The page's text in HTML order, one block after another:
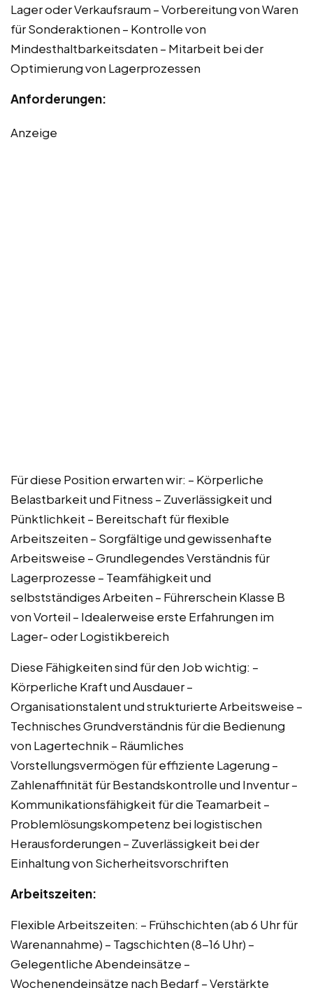
Lager oder Verkaufsraum – Vorbereitung von Waren
für Sonderaktionen – Kontrolle von
Mindesthaltbarkeitsdaten – Mitarbeit bei der
Optimierung von Lagerprozessen
Anforderungen:
Anzeige
Für diese Position erwarten wir: – Körperliche
Belastbarkeit und Fitness – Zuverlässigkeit und
Pünktlichkeit – Bereitschaft für flexible
Arbeitszeiten – Sorgfältige und gewissenhafte
Arbeitsweise – Grundlegendes Verständnis für
Lagerprozesse – Teamfähigkeit und
selbstständiges Arbeiten – Führerschein Klasse B
von Vorteil – Idealerweise erste Erfahrungen im
Lager- oder Logistikbereich
Diese Fähigkeiten sind für den Job wichtig: –
Körperliche Kraft und Ausdauer –
Organisationstalent und strukturierte Arbeitsweise –
Technisches Grundverständnis für die Bedienung
von Lagertechnik – Räumliches
Vorstellungsvermögen für effiziente Lagerung –
Zahlenaffinität für Bestandskontrolle und Inventur –
Kommunikationsfähigkeit für die Teamarbeit –
Problemlösungskompetenz bei logistischen
Herausforderungen – Zuverlässigkeit bei der
Einhaltung von Sicherheitsvorschriften
Arbeitszeiten:
Flexible Arbeitszeiten: – Frühschichten (ab 6 Uhr für
Warenannahme) – Tagschichten (8-16 Uhr) –
Gelegentliche Abendeinsätze –
Wochenendeinsätze nach Bedarf – Verstärkte